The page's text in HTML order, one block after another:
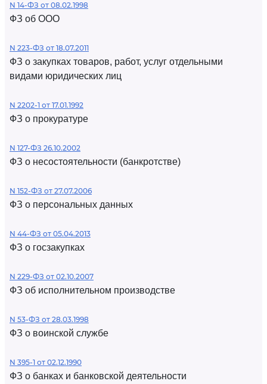
N 14-ФЗ от 08.02.1998
ФЗ об ООО
N 223-ФЗ от 18.07.2011
ФЗ о закупках товаров, работ, услуг отдельными
видами юридических лиц
N 2202-1 от 17.01.1992
ФЗ о прокуратуре
N 127-ФЗ 26.10.2002
ФЗ о несостоятельности (банкротстве)
N 152-ФЗ от 27.07.2006
ФЗ о персональных данных
N 44-ФЗ от 05.04.2013
ФЗ о госзакупках
N 229-ФЗ от 02.10.2007
ФЗ об исполнительном производстве
N 53-ФЗ от 28.03.1998
ФЗ о воинской службе
N 395-1 от 02.12.1990
ФЗ о банках и банковской деятельности